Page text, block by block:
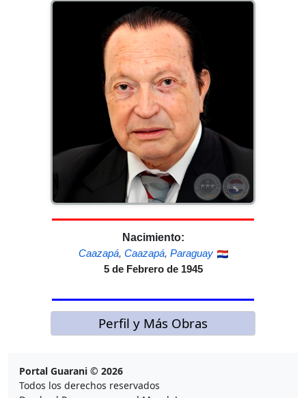
Nacimiento:
Caazapá, Caazapá, Paraguay
5 de Febrero de 1945
Perfil y Más Obras
Portal Guarani © 2026
Todos los derechos reservados